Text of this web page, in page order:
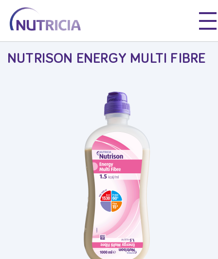
Nutricia
Nutricia
Nutricia
NUTRISON ENERGY MULTI FIBRE